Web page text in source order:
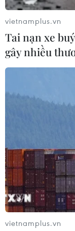
vietnamplus.vn
Tai nạn xe
gây nhiều
vietnamplus.vn